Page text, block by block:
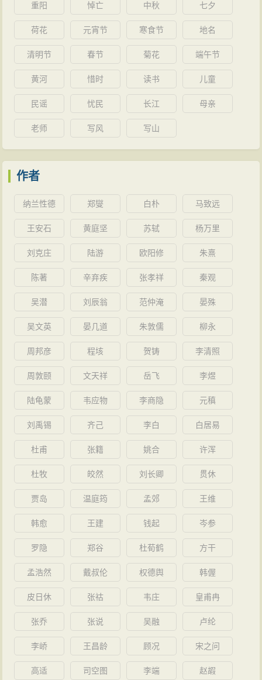
重阳 悼亡 中秋 七夕
荷花 元宵节 寒食节 地名
清明节 春节 菊花 端午节
黄河 惜时 读书 儿童
民谣 忧民 长江 母亲
老师 写风 写山
作者
纳兰性德 郑燮 白朴 马致远
王安石 黄庭坚 苏轼 杨万里
刘克庄 陆游 欧阳修 朱熹
陈著 辛弃疾 张孝祥 秦观
吴潜 刘辰翁 范仲淹 晏殊
吴文英 晏几道 朱敦儒 柳永
周邦彦 程垓 贺铸 李清照
周敦颐 文天祥 岳飞 李煜
陆龟蒙 韦应物 李商隐 元稹
刘禹锡 齐己 李白 白居易
杜甫 张籍 姚合 许浑
杜牧 皎然 刘长卿 贯休
贾岛 温庭筠 孟郊 王维
韩愈 王建 钱起 岑参
罗隐 郑谷 杜荀鹤 方干
孟浩然 戴叔伦 权德舆 韩偓
皮日休 张祜 韦庄 皇甫冉
张乔 张说 吴融 卢纶
李峤 王昌龄 顾况 宋之问
高适 司空图 李端 赵嘏